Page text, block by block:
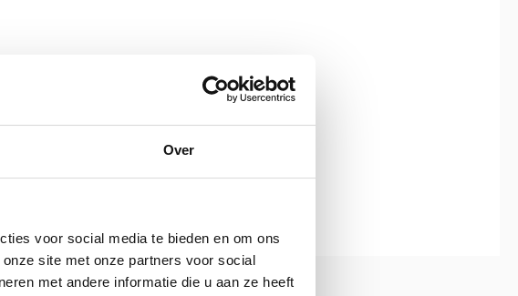
Over
voor social media te bieden en om ons
site met onze partners voor social
met andere informatie die u aan ze heeft